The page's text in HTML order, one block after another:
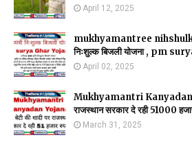
April 12, 2025
mukhyamantree nihshulk
निःशुल्क बिजली योजना , pm
April 02, 2025
Mukhyamantri Kanyadan
राजस्थान सरकार दे रही 51000
March 31, 2025